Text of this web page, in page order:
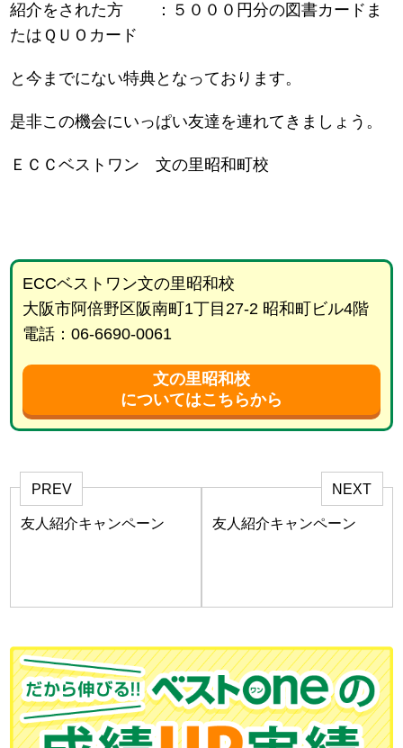
紹介をされた方 ：５０００円分の図書カードま
たはＱＵＯカード
と今までにない特典となっております。
是非この機会にいっぱい友達を連れてきましょう。
ＥＣＣベストワン 文の里昭和町校
ECCベストワン文の里昭和校
大阪市阿倍野区阪南町1丁目27-2 昭和町ビル4階
電話：06-6690-0061
文の里昭和校
についてはこちらから
PREV
友人紹介キャンペーン
NEXT
友人紹介キャンペーン